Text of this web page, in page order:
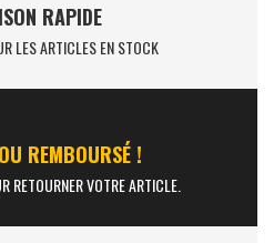
RAPIDE
LES ARTICLES EN STOCK
REMBOURSÉ !
RETOURNER VOTRE ARTICLE.